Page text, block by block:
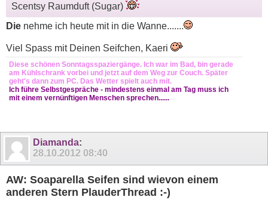
Scentsy Raumduft (Sugar)
Die nehme ich heute mit in die Wanne.......
Viel Spass mit Deinen Seifchen, Kaeri
Diese schönen Sonntagsspaziergänge. Ich war im Bad, bin gerade
am Kühlschrank vorbei und jetzt auf dem Weg zur Couch. Später
geht's dann zum PC. Das Wetter spielt auch mit.
Ich führe Selbstgespräche - mindestens einmal am Tag muss ich
mit einem vernünftigen Menschen sprechen......
Diamanda:
28.10.2012 08:40
AW: Soaparella Seifen sind wievon einem
anderen Stern PlauderThread :-)